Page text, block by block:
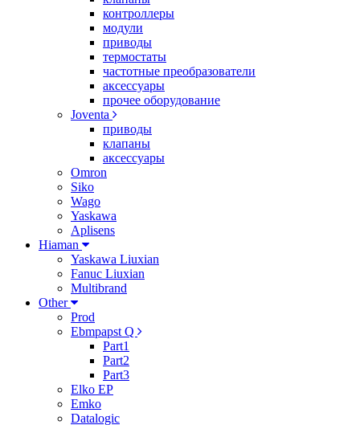
контроллеры
модули
приводы
термостаты
частотные преобразователи
аксессуары
прочее оборудование
Joventa
приводы
клапаны
аксессуары
Omron
Siko
Wago
Yaskawa
Aplisens
Hiaman
Yaskawa Liuxian
Fanuc Liuxian
Multibrand
Other
Prod
Ebmpapst Q
Part1
Part2
Part3
Elko EP
Emko
Datalogic